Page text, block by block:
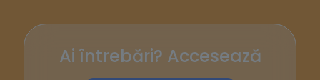
Ai întrebări? Accesează